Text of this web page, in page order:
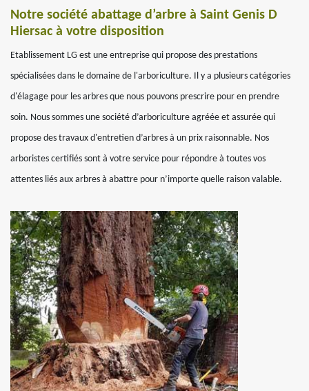
Notre société abattage d’arbre à Saint Genis D
Hiersac à votre disposition
Etablissement LG est une entreprise qui propose des prestations
spécialisées dans le domaine de l'arboriculture. Il y a plusieurs catégories
d'élagage pour les arbres que nous pouvons prescrire pour en prendre
soin. Nous sommes une société d’arboriculture agréée et assurée qui
propose des travaux d'entretien d’arbres à un prix raisonnable. Nos
arboristes certifiés sont à votre service pour répondre à toutes vos
attentes liés aux arbres à abattre pour n’importe quelle raison valable.